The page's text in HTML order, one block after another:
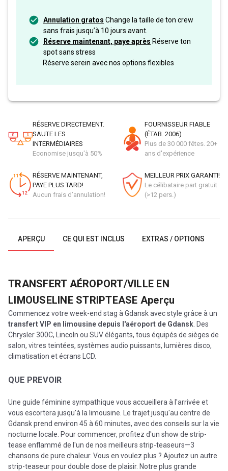
Annulation gratos Change la taille de ton crew
sans frais jusqu’à 10 jours avant.
Réserve maintenant, paye après Réserve ton
spot sans stress
Réserve serein avec nos options flexibles
RÉSERVE DIRECTEMENT.
SAUTE LES
INTERMÉDIAIRES
Economise jusqu'à 50%
FOURNISSEUR FIABLE
(ÉTAB. 2006)
Plus de 30 000 fêtes. 20+
ans d'expérience
RÉSERVE MAINTENANT,
PAYE PLUS TARD!
Aucun frais d’annulation!
MEILLEUR PRIX GARANTI!
Le célibataire part gratuit
(>12 pers.)
APERÇU CE QUI EST INCLUS EXTRAS / OPTIONS
TRANSFERT AÉROPORT/VILLE EN
LIMOUSELINE STRIPTEASE Aperçu
Commencez votre week-end stag à Gdansk avec style grâce à un
transfert VIP en limousine depuis l'aéroport de Gdansk . Des
Chrysler 300C, Lincoln ou SUV élégants, tous équipés de sièges de
salon, vitres teintées, systèmes audio puissants, lumières disco,
climatisation et écrans LCD.
QUE PREVOIR
Une guide féminine sympathique vous accueillera à l'arrivée et
vous escortera jusqu'à la limousine. Le trajet jusqu'au centre de
Gdansk prend environ 45 à 60 minutes, avec des conseils sur la vie
nocturne locale. Pour commencer, profitez d'un show de strip-
tease enflammé de l'un de nos meilleurs strip-teaseurs—3
chansons de pure chaleur. Vous en voulez plus ? Ajoutez un autre
strip-teaseur pour double dose de plaisir. Notre plus grande